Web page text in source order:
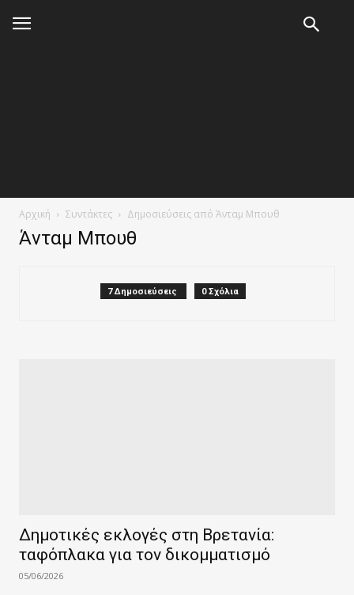
Αρχική Συντάκτες Δημοσιεύσεις από Άνταμ Μπουθ
Άνταμ Μπουθ
7 Δημοσιεύσεις 0 Σχόλια
Δημοτικές εκλογές στη Βρετανία:
ταφόπλακα για τον δικομματισμό
05/06/2026